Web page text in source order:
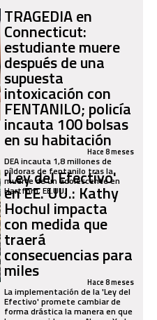
TRAGEDIA en
Connecticut:
estudiante muere
después de una
supuesta
intoxicación con
FENTANILO; policía
incauta 100 bolsas
en su habitaciónHace 8 meses
DEA incauta 1,8 millones de
píldoras de fentanilo tras la
muerte de un adolescente en
Hartford, EE.UU.
'Ley del Efectivo'
en EE. UU.: Kathy
Hochul impacta
con medida que
traerá
consecuencias para
miles Hace 8 meses
La implementación de la 'Ley del
Efectivo' promete cambiar de
forma drástica la manera en que